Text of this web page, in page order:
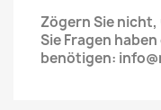
Zögern Sie
Sie Fragen
benötigen: